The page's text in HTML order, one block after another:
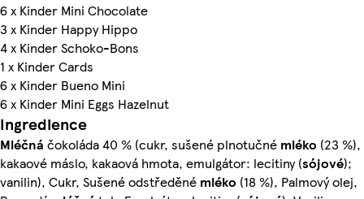
6 x Kinder Mini Chocolate
3 x Kinder Happy Hippo
4 x Kinder Schoko-Bons
1 x Kinder Cards
6 x Kinder Bueno Mini
6 x Kinder Mini Eggs Hazelnut
Ingredience
Mléčná čokoláda 40 % (cukr, sušené plnotučné mléko (23 %),
kakaové máslo, kakaová hmota, emulgátor: lecitiny (sójové);
vanilin), Cukr, Sušené odstředěné mléko (18 %), Palmový olej,